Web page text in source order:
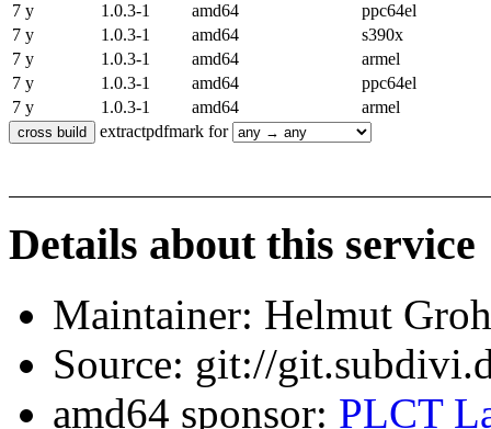
7 y
1.0.3-1 amd64
ppc64el
7 y
1.0.3-1 amd64
s390x
7 y
1.0.3-1 amd64
armel
7 y
1.0.3-1 amd64
ppc64el
7 y
1.0.3-1 amd64
armel
extractpdfmark for
Details about this service
Maintainer: Helmut
Source: git://
amd64 sponsor: PLCT